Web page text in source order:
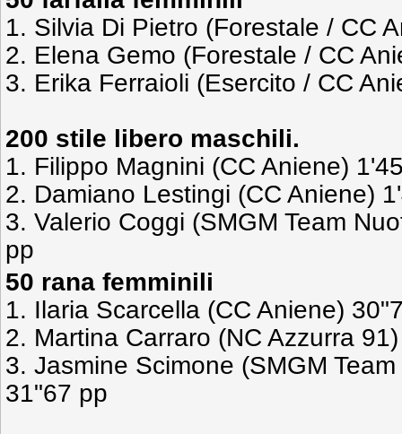
1. Silvia Di Pietro (Forestale / CC
2. Elena Gemo (Forestale / CC
3. Erika Ferraioli (Esercito / CC
200 stile libero maschili.
1. Filippo Magnini (CC Aniene)
2. Damiano Lestingi (CC Aniene)
3. Valerio Coggi (SMGM Team
pp
50 rana femminili
1. Ilaria Scarcella (CC Aniene)
2. Martina Carraro (NC Azzurra
3. Jasmine Scimone (SMGM
31"67 pp